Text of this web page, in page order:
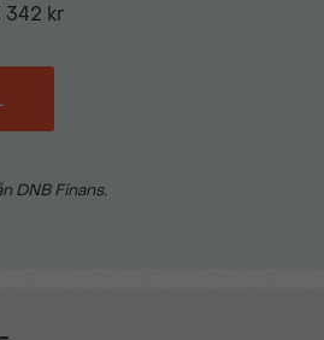
lås- & startsystem
multifunktionsratt
bak
342 kr
DNB Finans.